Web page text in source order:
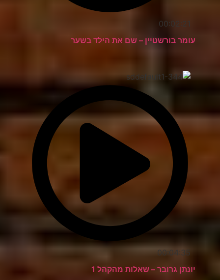
00:02:21
עומר בורשטיין – שם את הילד בשער
00:04:35
יונתן גרובר – שאלות מהקהל 1